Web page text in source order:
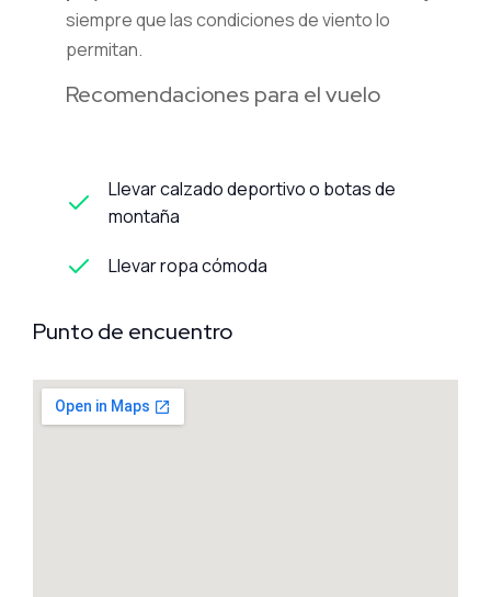
siempre que las condiciones de viento lo
permitan.
Recomendaciones para el vuelo
Llevar calzado deportivo o botas de
montaña
Llevar ropa cómoda
Punto de encuentro